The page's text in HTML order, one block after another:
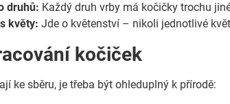
druhů: Každý druh vrby má kočičky trochu
květy: Jde o květenství – nikoli jednotlivé
kočiček
ke sběru, je třeba být ohleduplný k přírodě: